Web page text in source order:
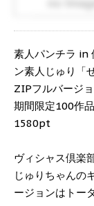
素人パンチラ in
ン素人じゅり「
ZIPフルバージョ
期間限定100作
1580pt
ヴィシャス倶楽
じゅりちゃんの
ージョンはトー